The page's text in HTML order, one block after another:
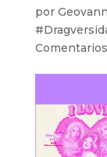
por
Comentarios